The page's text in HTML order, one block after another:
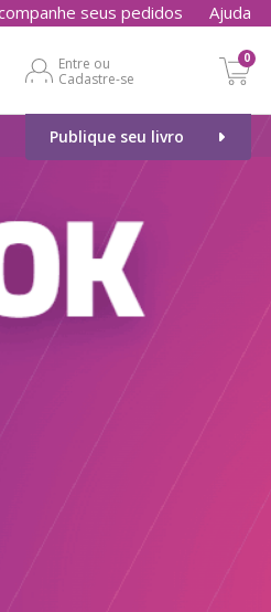
seus pedidos Ajuda
Entre ou
Cadastre-se
0
Publique seu livro